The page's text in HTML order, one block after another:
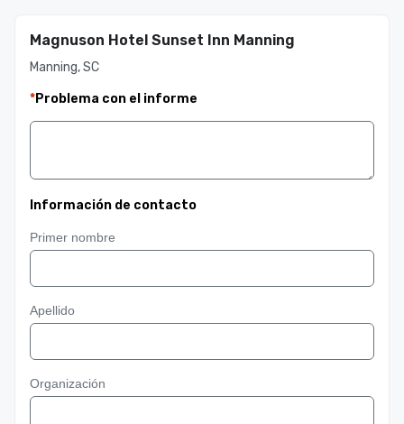
Magnuson Hotel Sunset Inn Manning
Manning, SC
*Problema con el informe
Información de contacto
Primer nombre
Apellido
Organización